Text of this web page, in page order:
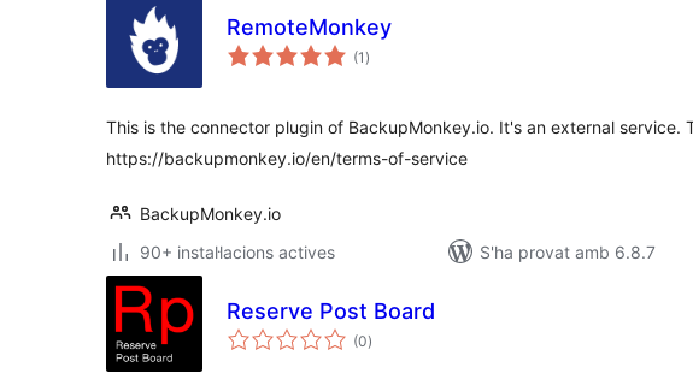
RemoteMonkey
(1 puntuacions
totals
)
This is the connector plugin of BackupMonkey.io. It's an external service.
https://backupmonkey.io/en/terms-of-service
BackupMonkey.io
90+ instal·lacions actives
S'ha provat amb 6.8.7
Reserve Post Board
(0puntuacions
totals
)